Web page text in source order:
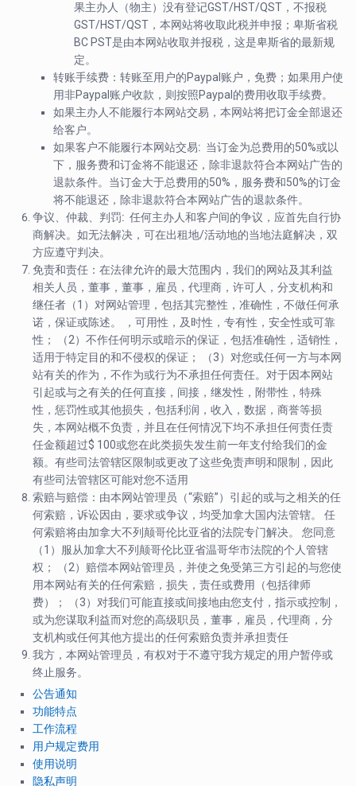
果主办人（物主）没有登记GST/HST/QST，不报税
GST/HST/QST，本网站将收取此税并申报；卑斯省税
BC PST是由本网站收取并报税，这是卑斯省的最新规
定。
转账手续费 ：转账至用户的Paypal账户，免费；如果用户使
用非Paypal账户收款，则按照Paypal的费用收取手续费。
如果主办人不能履行本网站交易，本网站将把订金全部退还
给客户。
如果客户不能履行本网站交易: 当订金为总费用的50%或以
下，服务费和订金将不能退还，除非退款符合本网站广告的
退款条件。当订金大于总费用的50%，服务费和50%的订金
将不能退还，除非退款符合本网站广告的退款条件。
争议、仲裁、判罚:任何主办人和客户间的争议，应首先自行协
商解决。如无法解决，可在出租地/活动地的当地法庭解决，双
方应遵守判决。
免责和责任：在法律允许的最大范围内，我们的网站及其利益
相关人员，董事，董事，雇员，代理商，许可人，分支机构和
继任者（1）对网站管理，包括其完整性，准确性，不做任何承
诺，保证或陈述。 ，可用性，及时性，专有性，安全性或可靠
性； （2）不作任何明示或暗示的保证，包括准确性，适销性，
适用于特定目的和不侵权的保证； （3）对您或任何一方与本网
站有关的作为，不作为或行为不承担任何责任。对于因本网站
引起或与之有关的任何直接，间接，继发性，附带性，特殊
性，惩罚性或其他损失，包括利润，收入，数据，商誉等损
失，本网站概不负责，并且在任何情况下均不承担任何责任责
任金额超过$ 100或您在此类损失发生前一年支付给我们的金
额。有些司法管辖区限制或更改了这些免责声明和限制，因此
有些司法管辖区可能对您不适用
索赔与赔偿 ：由本网站管理员（“索赔”）引起的或与之相关的任
何索赔，诉讼因由，要求或争议，均受加拿大国内法管辖。 任
何索赔将由加拿大不列颠哥伦比亚省的法院专门解决。 您同意
（1）服从加拿大不列颠哥伦比亚省温哥华市法院的个人管辖
权； （2）赔偿本网站管理员，并使之免受第三方引起的与您使
用本网站有关的任何索赔，损失，责任或费用（包括律师
费）； （3）对我们可能直接或间接地由您支付，指示或控制，
或为您谋取利益而对您的高级职员，董事，雇员，代理商，分
支机构或任何其他方提出的任何索赔负责并承担责任
我方，本网站管理员，有权对于不遵守我方规定的用户暂停或
终止服务。
公告通知
功能特点
工作流程
用户规定费用
使用说明
隐私声明